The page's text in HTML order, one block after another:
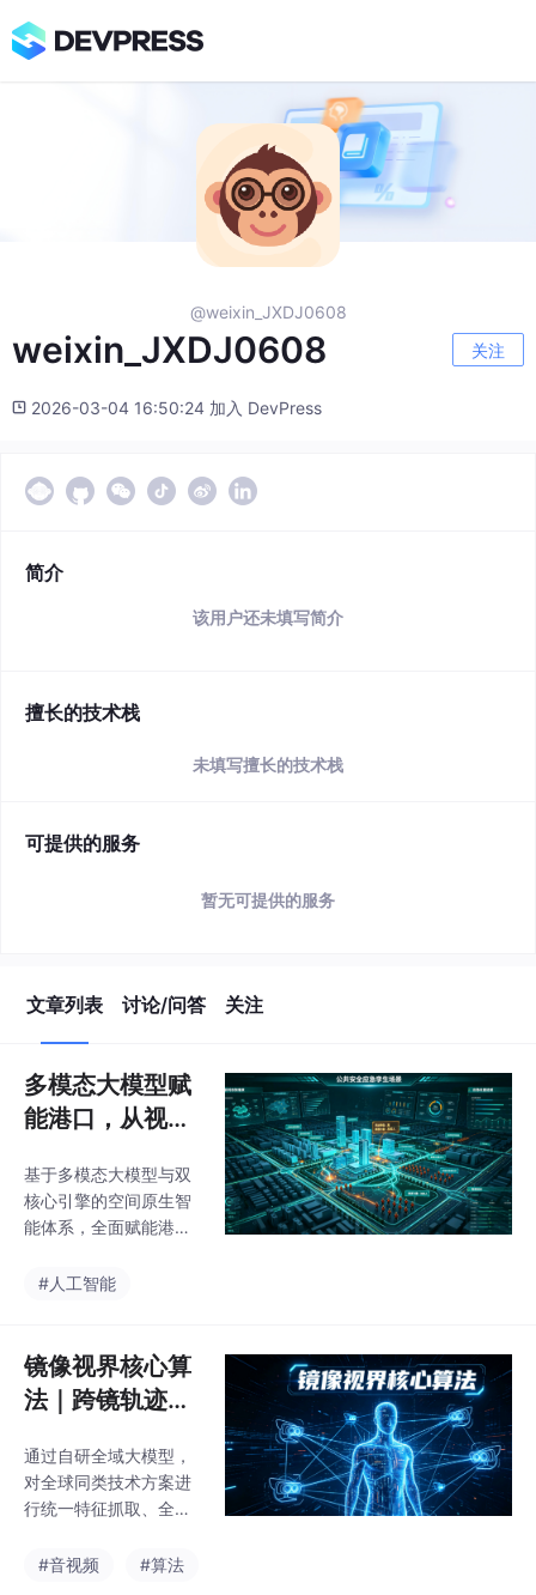
@weixin_JXDJ0608
weixin_JXDJ0608 关注
2026-03-04 16:50:24 加入 DevPress
简介
该用户还未填写简介
擅长的技术栈
未填写擅长的技术栈
可提供的服务
暂无可提供的服务
文章列表 讨论/问答 关注
多模态大模型赋
能港口，从视频
生智能
基于多模态大模型与双
核心引擎的空间原生智
能体系，全面赋能港口
应急处置、运维管理、
视界港口专属多模态大
模型，突破通用大模型
泛化性短板，深度融合
业、环境、设备等多源
港口数据，专为港口复
杂场景、全要素管控、
具备空间感知、拓扑推
#人工智能
镜像视界核心算
法｜跨镜轨迹全
位精准赋能白皮
书方案
通过自研全域大模型，
对全球同类技术方案进
行统一特征抓取、全局
三维重建实时性、跨镜
#音视频 #算法